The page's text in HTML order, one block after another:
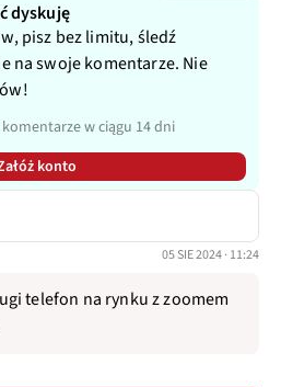
dyskuję
pisz bez limitu, śledź
na swoje komentarze. Nie
w ciągu 14 dni
konto
05 SIE 2024 · 11:24
telefon na rynku z zoomem